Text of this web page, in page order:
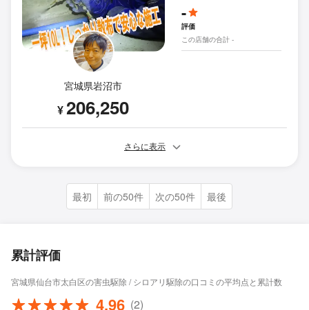
宮城県岩沼市
¥206,250
-
評価
この店舗の合計 -
さらに表示
最初 前の50件 次の50件 最後
累計評価
宮城県仙台市太白区の害虫駆除 / シロアリ駆除の口コミの平均点と累計数
4.96 (2)